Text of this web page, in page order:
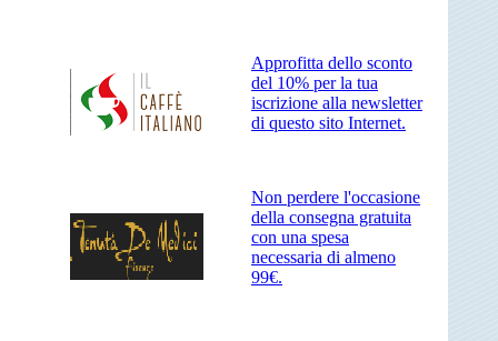
Approfitta dello sconto
del 10% per la tua
iscrizione alla newsletter
di questo sito Internet.
Non perdere l'occasione
della consegna gratuita
con una spesa
necessaria di almeno
99€.